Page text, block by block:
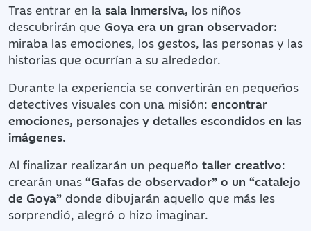
Tras entrar en la sala inmersiva, los niños
descubrirán que Goya era un gran observador:
miraba las emociones, los gestos, las personas y las
historias que ocurrían a su alrededor.
Durante la experiencia se convertirán en pequeños
detectives visuales con una misión: encontrar
emociones, personajes y detalles escondidos en las
imágenes.
Al finalizar realizarán un pequeño taller creativo:
crearán unas “Gafas de observador” o un “catalejo
de Goya” donde dibujarán aquello que más les
sorprendió, alegró o hizo imaginar.